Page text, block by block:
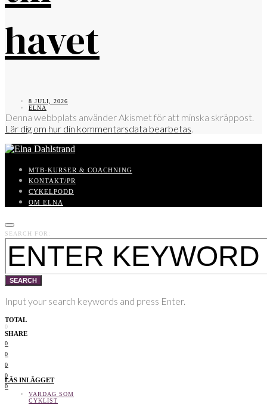
havet
8 JULI, 2026
ELNA
LÄS INLÄGGET
VARDAG SOM
CYKLIST
Denna webbplats använder Akismet för att minska skräppost.
Lär dig om hur din kommentarsdata bearbetas.
MTB-KURSER & COACHNING
KONTAKT/PR
CYKELPODD
OM ELNA
SEARCH FOR:
SEARCH
Input your search keywords and press Enter.
TOTAL
0
SHARE
0
0
0
0
0